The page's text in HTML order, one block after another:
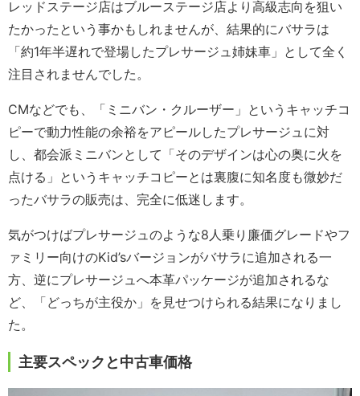
レッドステージ店はブルーステージ店より高級志向を狙い
たかったという事かもしれませんが、結果的にバサラは
「約1年半遅れで登場したプレサージュ姉妹車」として全く
注目されませんでした。
CMなどでも、「ミニバン・クルーザー」というキャッチコ
ピーで動力性能の余裕をアピールしたプレサージュに対
し、都会派ミニバンとして「そのデザインは心の奥に火を
点ける」というキャッチコピーとは裏腹に知名度も微妙だ
ったバサラの販売は、完全に低迷します。
気がつけばプレサージュのような8人乗り廉価グレードやフ
ァミリー向けのKid’sバージョンがバサラに追加される一
方、逆にプレサージュへ本革パッケージが追加されるな
ど、「どっちが主役か」を見せつけられる結果になりまし
た。
主要スペックと中古車価格